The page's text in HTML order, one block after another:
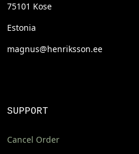
75101 Kose
Estonia
magnus@henriksson.ee
SUPPORT
Cancel Order